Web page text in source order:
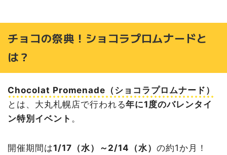
チョコの祭典！ショコラプロムナードと
は？
Chocolat Promenade（ショコラプロムナード）
とは、大丸札幌店で行われる年に1度のバレンタイ
ン特別イベント 。
開催期間は1/17（水）～2/14（水）の約1か月！